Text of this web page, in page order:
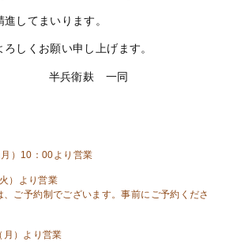
してまいります。
しくお願い申し上げます。
兵衛麸 一同
）10：00より営業
り営業
でございます。事前にご予約くださ
より営業